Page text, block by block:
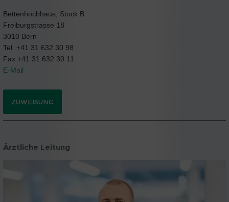
Bettenhochhaus, Stock B
Freiburgstrasse 18
3010 Bern
Tel. +41 31 632 30 98
Fax +41 31 632 30 11
E-Mail
ZUWEISUNG
Ärztliche Leitung